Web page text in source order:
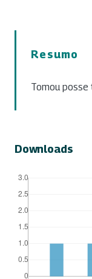
Resumo
Tomou posse
Downloads